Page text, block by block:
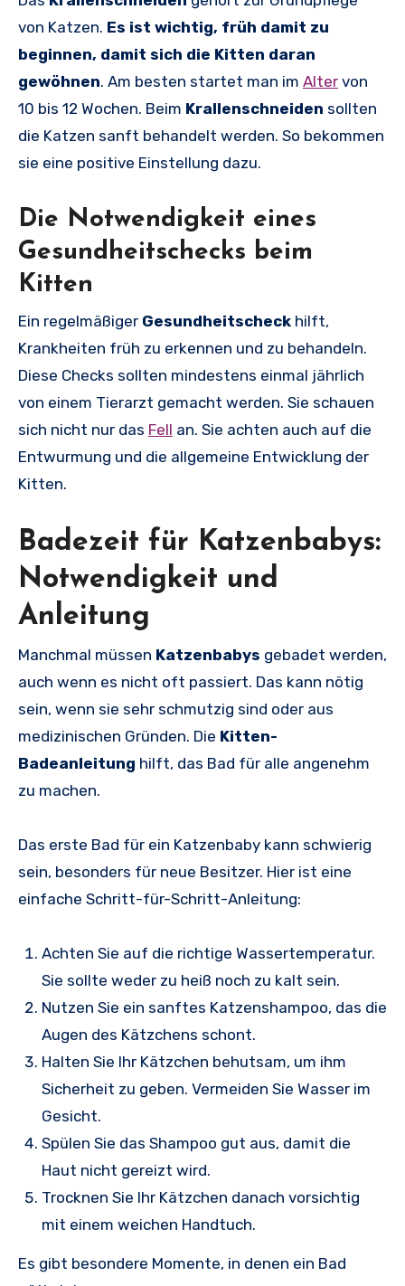
von Katzen. Es ist wichtig, früh damit zu
beginnen, damit sich die Kitten daran
gewöhnen. Am besten startet man im Alter von
10 bis 12 Wochen. Beim Krallenschneiden sollten
die Katzen sanft behandelt werden. So bekommen
sie eine positive Einstellung dazu.
Die Notwendigkeit eines
Gesundheitschecks beim
Kitten
Ein regelmäßiger Gesundheitscheck hilft,
Krankheiten früh zu erkennen und zu behandeln.
Diese Checks sollten mindestens einmal jährlich
von einem Tierarzt gemacht werden. Sie schauen
sich nicht nur das Fell an. Sie achten auch auf die
Entwurmung und die allgemeine Entwicklung der
Kitten.
Badezeit für Katzenbabys:
Notwendigkeit und
Anleitung
Manchmal müssen Katzenbabys gebadet werden,
auch wenn es nicht oft passiert. Das kann nötig
sein, wenn sie sehr schmutzig sind oder aus
medizinischen Gründen. Die Kitten-
Badeanleitung hilft, das Bad für alle angenehm
zu machen.
Das erste Bad für ein Katzenbaby kann schwierig
sein, besonders für neue Besitzer. Hier ist eine
einfache Schritt-für-Schritt-Anleitung:
Achten Sie auf die richtige Wassertemperatur.
Sie sollte weder zu heiß noch zu kalt sein.
Nutzen Sie ein sanftes Katzenshampoo, das die
Augen des Kätzchens schont.
Halten Sie Ihr Kätzchen behutsam, um ihm
Sicherheit zu geben. Vermeiden Sie Wasser im
Gesicht.
Spülen Sie das Shampoo gut aus, damit die
Haut nicht gereizt wird.
Trocknen Sie Ihr Kätzchen danach vorsichtig
mit einem weichen Handtuch.
Es gibt besondere Momente, in denen ein Bad